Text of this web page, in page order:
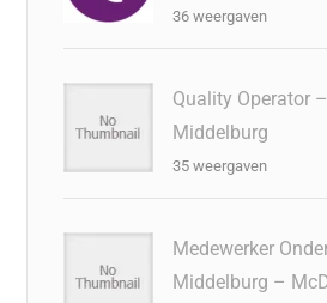
36 weergaven
Quality Operator
Middelburg
35 weergaven
Medewerker
Middelburg –